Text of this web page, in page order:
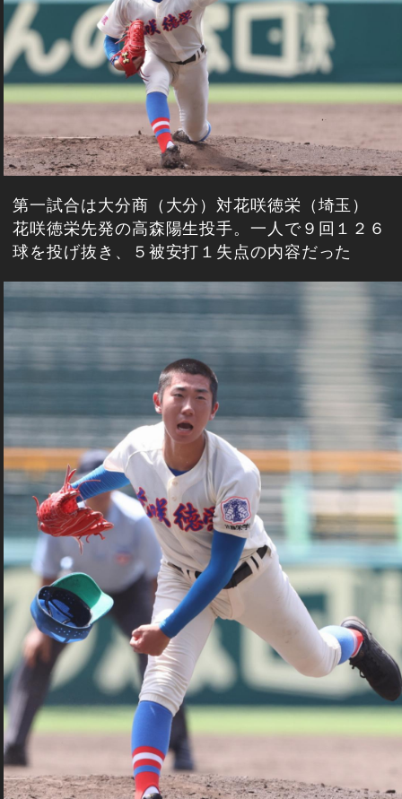
第一試合は大分商（大分）対花咲徳栄（埼玉）
花咲徳栄先発の高森陽生投手。一人で９回１２６
球を投げ抜き、５被安打１失点の内容だった